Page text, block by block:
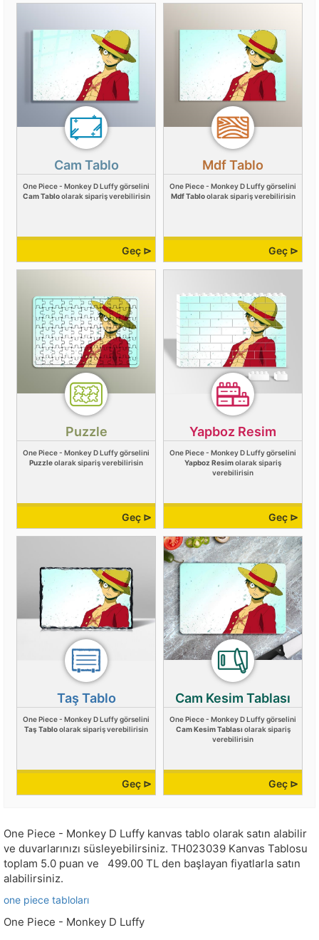
Cam Tablo
One Piece - Monkey D Luffy görselini
Cam Tabloolarak sipariş verebilirisin
Geç ⊳
Mdf Tablo
One Piece - Monkey D Luffy görselini
Mdf Tabloolarak sipariş verebilirisin
Geç ⊳
Puzzle
One Piece - Monkey D Luffy görselini
Puzzleolarak sipariş verebilirisin
Geç ⊳
Yapboz Resim
One Piece - Monkey D Luffy görselini
Yapboz Resimolarak sipariş
verebilirisin
Geç ⊳
Taş Tablo
One Piece - Monkey D Luffy görselini
Taş Tabloolarak sipariş verebilirisin
Geç ⊳
Cam Kesim Tablası
One Piece - Monkey D Luffy görselini
Cam Kesim Tablası olarak sipariş
verebilirisin
Geç ⊳
One Piece - Monkey D Luffy kanvas tablo olarak satın alabilir
ve duvarlarınızı süsleyebilirsiniz. TH023039 Kanvas Tablosu
toplam 5.0 puan ve 499.00 TL den başlayan fiyatlarla satın
alabilirsiniz.
one piece tabloları
One Piece - Monkey D Luffy